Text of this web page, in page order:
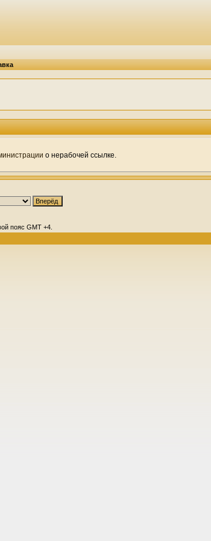
о нерабочей ссылке.
пояс GMT +4.